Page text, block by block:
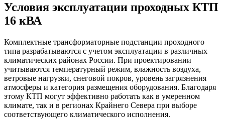
Условия эксплуатации проходных КТП
16 кВА
Комплектные трансформаторные подстанции проходного
типа разрабатываются с учетом эксплуатации в различных
климатических районах России. При проектировании
учитываются температурный режим, влажность воздуха,
ветровые нагрузки, снеговой покров, уровень загрязнения
атмосферы и категория размещения оборудования. Благодаря
этому КТП могут эффективно работать как в умеренном
климате, так и в регионах Крайнего Севера при выборе
соответствующего климатического исполнения.